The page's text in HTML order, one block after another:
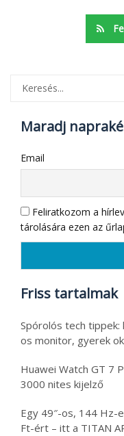
Maradj
Email
Feliratkozom a
tárolására ezen az
Friss tartalmak
Spórolós tech
os monitor, gyerek
Huawei Watch GT 7
3000 nites kijelző
Egy 49″-os, 144 Hz-
Ft-ért – itt a TITAN